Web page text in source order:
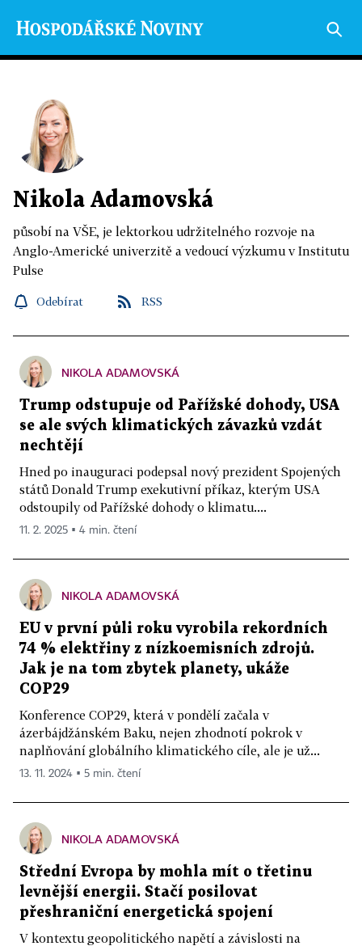
Nikola Adamovská
působí na VŠE, je lektorkou udržitelného rozvoje na
Anglo-Americké univerzitě a vedoucí výzkumu v Institutu
Pulse
Odebírat RSS
NIKOLA ADAMOVSKÁ
Trump odstupuje od Pařížské dohody, USA
se ale svých klimatických závazků vzdát
nechtějí
Hned po inauguraci podepsal nový prezident Spojených
států Donald Trump exekutivní příkaz, kterým USA
odstoupily od Pařížské dohody o klimatu....
11. 2. 2025 ▪ 4 min. čtení
NIKOLA ADAMOVSKÁ
EU v první půli roku vyrobila rekordních
74 % elektřiny z nízkoemisních zdrojů.
Jak je na tom zbytek planety, ukáže
COP29
Konference COP29, která v pondělí začala v
ázerbájdžánském Baku, nejen zhodnotí pokrok v
naplňování globálního klimatického cíle, ale je už...
13. 11. 2024 ▪ 5 min. čtení
NIKOLA ADAMOVSKÁ
Střední Evropa by mohla mít o třetinu
levnější energii. Stačí posilovat
přeshraniční energetická spojení
V kontextu geopolitického napětí a závislosti na